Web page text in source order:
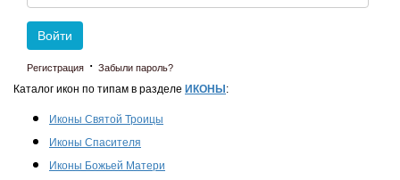
Войти
Регистрация · Забыли пароль?
Каталог икон по типам в разделе ИКОНЫ :
Иконы Святой Троицы
Иконы Спасителя
Иконы Божьей Матери